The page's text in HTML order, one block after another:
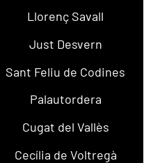
Llorenç Savall
Just Desvern
Sant Feliu de Codines
Palautordera
Cugat del Vallès
Cecília de Voltregà